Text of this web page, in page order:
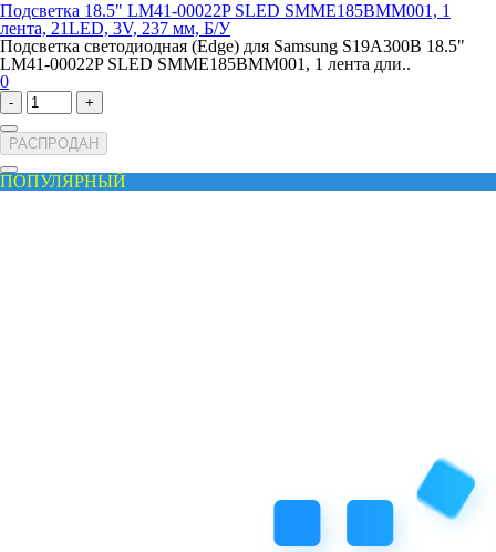
Подсветка 18.5" LM41-00022P SLED SMME185BMM001, 1
лента, 21LED, 3V, 237 мм, Б/У
Подсветка светодиодная (Edge) для Samsung S19A300B 18.5"
LM41-00022P SLED SMME185BMM001, 1 лента дли..
0
- +
РАСПРОДАН
ПОПУЛЯРНЫЙ